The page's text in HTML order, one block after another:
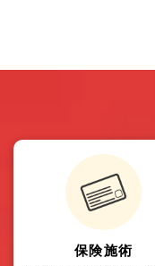
保険施術